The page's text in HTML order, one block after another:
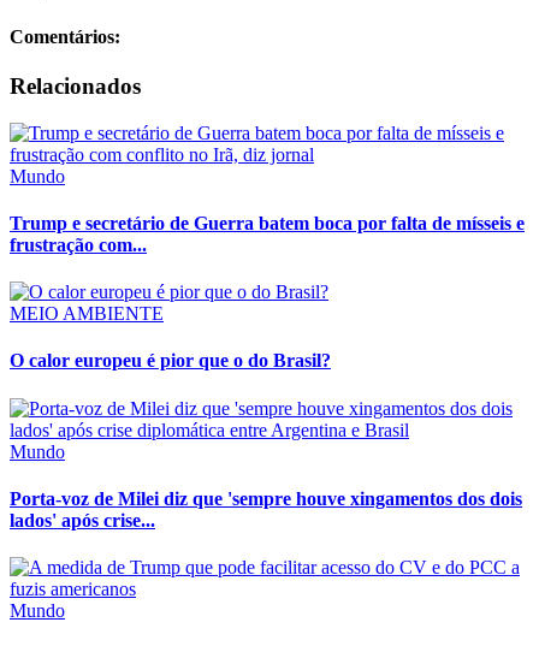
Comentários:
Relacionados
Mundo
Trump e secretário de Guerra batem boca por falta de mísseis e
frustração com...
MEIO AMBIENTE
O calor europeu é pior que o do Brasil?
Mundo
Porta-voz de Milei diz que 'sempre houve xingamentos dos dois
lados' após crise...
Mundo